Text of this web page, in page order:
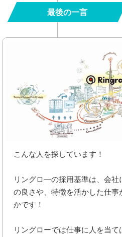
最後の一言
こんな人を探しています！
リングロ―の採用基準は、会社
の良さや、特徴を活かした仕事
かです！
リングローでは仕事に人を当